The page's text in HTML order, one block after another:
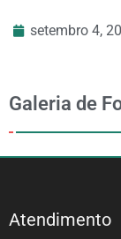
setembro 4,
Galeria de
Atendimento